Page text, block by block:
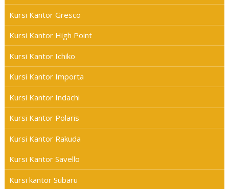
Kursi Kantor Gresco
Kursi Kantor High Point
Kursi Kantor Ichiko
Kursi Kantor Importa
Kursi Kantor Indachi
Kursi Kantor Polaris
Kursi Kantor Rakuda
Kursi Kantor Savello
Kursi kantor Subaru